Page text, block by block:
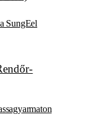
SungEel